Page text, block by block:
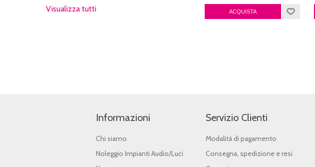
Visualizza tutti
Informazioni
Chi siamo
Noleggio Impianti Audio/Luci
Servizio Clienti
Modalità di pagamento
Consegna, spedizione e resi